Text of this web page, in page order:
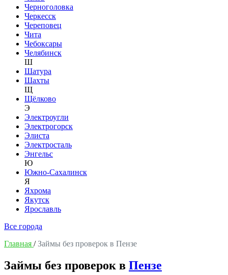
Черноголовка
Черкесск
Череповец
Чита
Чебоксары
Челябинск
Ш
Шатура
Шахты
Щ
Щёлково
Э
Электроугли
Электрогорск
Элиста
Электросталь
Энгельс
Ю
Южно-Сахалинск
Я
Яхрома
Якутск
Ярославль
Все города
Главная /Займы без проверок в Пензе
Займы без проверок в Пензе